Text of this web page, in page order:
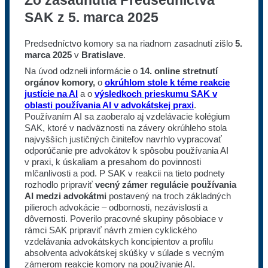
SAK z 5. marca 2025
Predsedníctvo komory sa na riadnom zasadnutí zišlo 5.
marca 2025 v Bratislave.
Na úvod odzneli informácie o 14. online stretnutí
orgánov komory, o okrúhlom stole k téme reakcie
justície na AI a o výsledkoch prieskumu SAK v
oblasti používania AI v advokátskej praxi.
Používaním AI sa zaoberalo aj vzdelávacie kolégium
SAK, ktoré v nadväznosti na závery okrúhleho stola
najvyšších justičných činiteľov navrhlo vypracovať
odporúčanie pre advokátov k spôsobu používania AI
v praxi, k úskaliam a presahom do povinnosti
mlčanlivosti a pod. P SAK v reakcii na tieto podnety
rozhodlo pripraviť vecný zámer regulácie používania
AI medzi advokátmi postavený na troch základných
pilieroch advokácie – odbornosti, nezávislosti a
dôvernosti. Poverilo pracovné skupiny pôsobiace v
rámci SAK pripraviť návrh zmien cyklického
vzdelávania advokátskych koncipientov a profilu
absolventa advokátskej skúšky v súlade s vecným
zámerom reakcie komory na používanie AI.